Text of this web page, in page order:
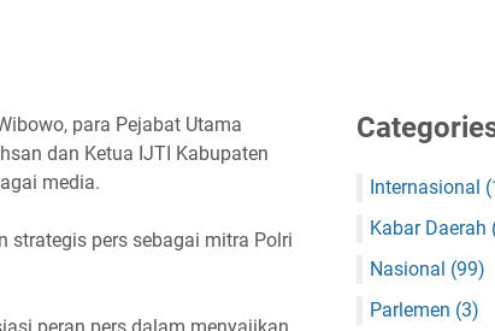
para Pejabat Utama
dan Ketua IJTI Kabupaten
media.
strategis pers sebagai mitra Polri
peran pers dalam menyajikan
Internasional
Kabar Daerah
Nasional (99)
Parlemen (3)